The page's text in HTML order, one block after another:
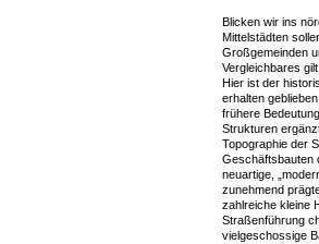
Blicken wir ins
Mittelstädten
Großgemeinden
Vergleichbares
Hier ist der
erhalten
frühere
Strukturen
Topographie der
Geschäftsbauten
neuartige,
zunehmend
zahlreiche kleine
Straßenführung
vielgeschossige